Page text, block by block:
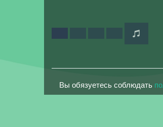
Вы обязуетесь соблюдать